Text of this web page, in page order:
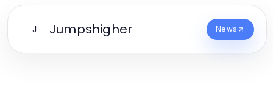
J Jumpshigher News